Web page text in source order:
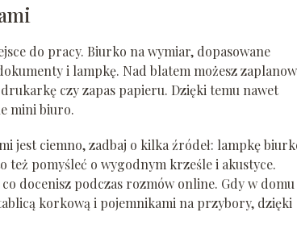
do pracy. Biurko na wymiar, dopasowane
i lampkę. Nad blatem możesz
czy zapas papieru. Dzięki temu nawet
mini biuro.
jest ciemno, zadbaj o kilka źródeł: lampkę
pomyśleć o wygodnym krześle i akustyce.
docenisz podczas rozmów online. Gdy w domu
korkową i pojemnikami na przybory, dzięki